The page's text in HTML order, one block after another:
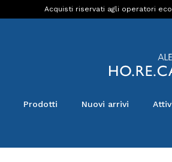
Acquisti riservati agli operatori
Prodotti Nuovi arrivi